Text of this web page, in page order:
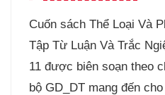
Cuốn sách Thể Loại Và
Tập Từ Luận Và Trắc
11 được biên soạn theo
bộ GD_DT mang đến